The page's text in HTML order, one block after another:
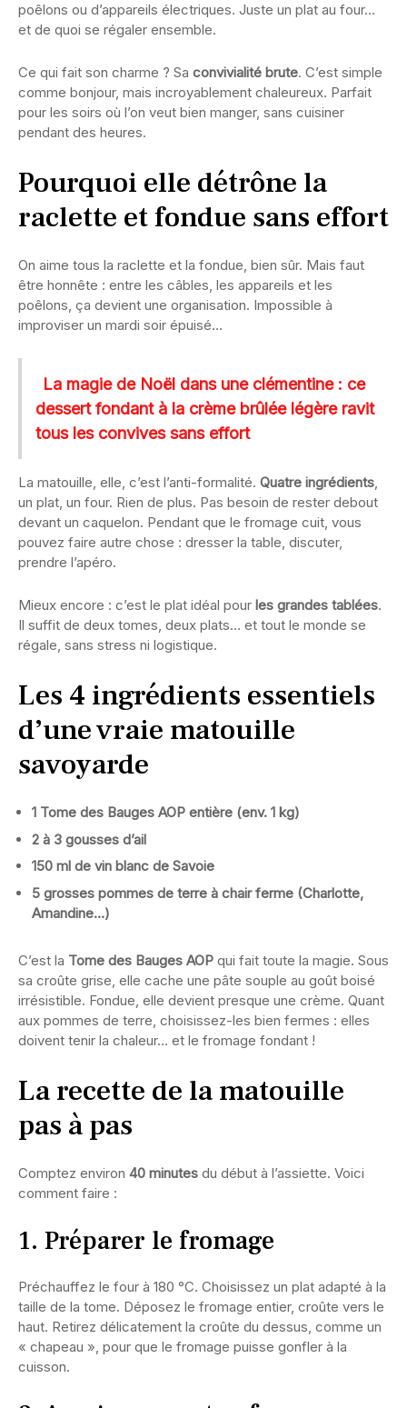
poêlons ou d’appareils électriques. Juste un plat au four…
et de quoi se régaler ensemble.
Ce qui fait son charme ? Sa convivialité brute. C’est simple
comme bonjour, mais incroyablement chaleureux. Parfait
pour les soirs où l’on veut bien manger, sans cuisiner
pendant des heures.
Pourquoi elle détrône la
raclette et fondue sans effort
On aime tous la raclette et la fondue, bien sûr. Mais faut
être honnête : entre les câbles, les appareils et les
poêlons, ça devient une organisation. Impossible à
improviser un mardi soir épuisé…
La magie de Noël dans une clémentine : ce
dessert fondant à la crème brûlée légère ravit
tous les convives sans effort
La matouille, elle, c’est l’anti-formalité. Quatre ingrédients,
un plat, un four. Rien de plus. Pas besoin de rester debout
devant un caquelon. Pendant que le fromage cuit, vous
pouvez faire autre chose : dresser la table, discuter,
prendre l’apéro.
Mieux encore : c’est le plat idéal pour les grandes tablées.
Il suffit de deux tomes, deux plats… et tout le monde se
régale, sans stress ni logistique.
Les 4 ingrédients essentiels
d’une vraie matouille
savoyarde
1 Tome des Bauges AOP entière (env. 1 kg)
2 à 3 gousses d’ail
150 ml de vin blanc de Savoie
5 grosses pommes de terre à chair ferme (Charlotte,
Amandine…)
C’est la Tome des Bauges AOP qui fait toute la magie. Sous
sa croûte grise, elle cache une pâte souple au goût boisé
irrésistible. Fondue, elle devient presque une crème. Quant
aux pommes de terre, choisissez-les bien fermes : elles
doivent tenir la chaleur… et le fromage fondant !
La recette de la matouille
pas à pas
Comptez environ 40 minutes du début à l’assiette. Voici
comment faire :
1. Préparer le fromage
Préchauffez le four à 180 °C. Choisissez un plat adapté à la
taille de la tome. Déposez le fromage entier, croûte vers le
haut. Retirez délicatement la croûte du dessus, comme un
« chapeau », pour que le fromage puisse gonfler à la
cuisson.